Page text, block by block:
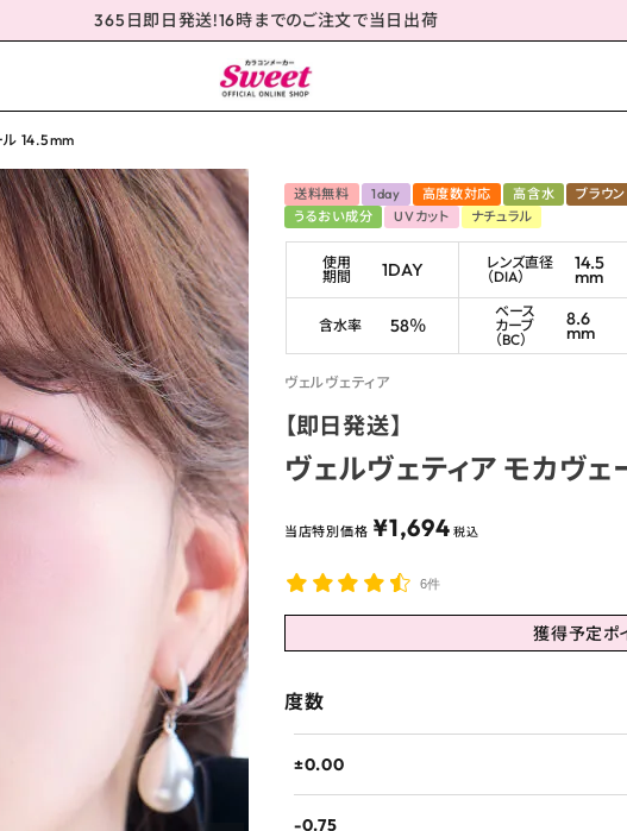
365日即日発送!16時までのご注文で当日出荷
ル 14.5mm
送料無料 1day 高度数対応 高含水 ブラウン
うるおい成分
UVカット ナチュラル
使用
期間
1DAY
レンズ直径
（DIA）
14.5
mm
含水率 58％
ベース
カーブ
（BC）
8.6
mm
ヴェルヴェティア
【即日発送】
ヴェルヴェティア モカヴ
当店特別価格 ¥1,694 税込
6件
獲得予定ポ
度数
±0.00
-0.75